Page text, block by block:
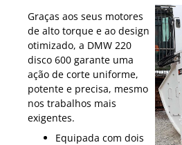
Graças aos seus motores
de alto torque e ao design
otimizado, a DMW 220
disco 600 garante uma
ação de corte uniforme,
potente e precisa, mesmo
nos trabalhos mais
exigentes.
Equipada com dois